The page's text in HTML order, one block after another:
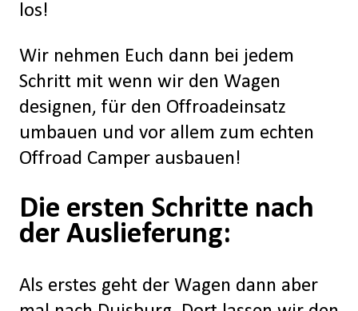
los!
Wir nehmen Euch dann bei jedem
Schritt mit wenn wir den Wagen
designen, für den Offroadeinsatz
umbauen und vor allem zum echten
Offroad Camper ausbauen!
Die ersten Schritte nach
der Auslieferung:
Als erstes geht der Wagen dann aber